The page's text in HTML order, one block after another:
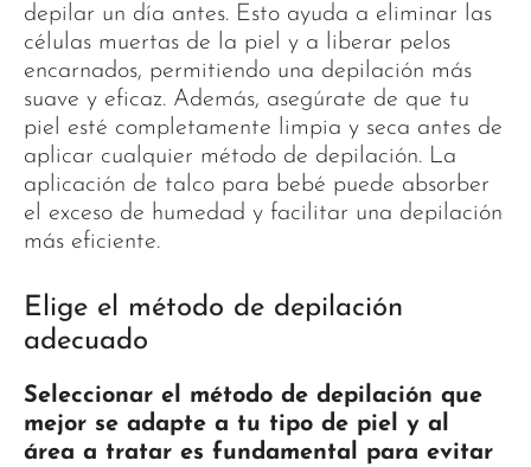
depilar un día antes. Esto ayuda a eliminar las
células muertas de la piel y a liberar pelos
encarnados, permitiendo una depilación más
suave y eficaz. Además, asegúrate de que tu
piel esté completamente limpia y seca antes de
aplicar cualquier método de depilación. La
aplicación de talco para bebé puede absorber
el exceso de humedad y facilitar una depilación
más eficiente.
Elige el método de depilación
adecuado
Seleccionar el método de depilación que
mejor se adapte a tu tipo de piel y al
área a tratar es fundamental para evitar